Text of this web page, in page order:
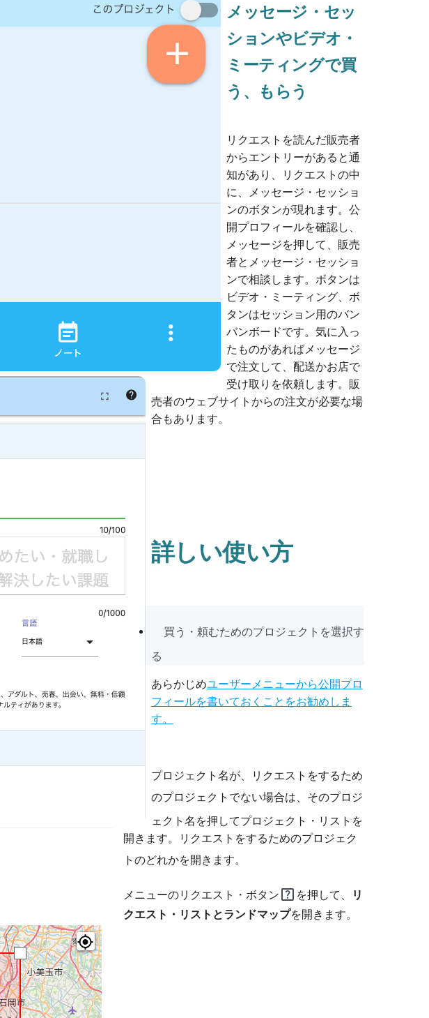
メッセージ・セッ
ションやビデオ・
ミーティングで買
う、もらう
リクエストを読んだ販売者
からエントリーがあると通
知があり、リクエストの中
に、メッセージ・セッショ
ンのボタンが現れます。公
開プロフィールを確認し、
メッセージを押して、販売
者とメッセージ・セッショ
ンで相談します。 ボタンは
ビデオ・ミーティング、 ボ
タンはセッション用のバン
バンボードです。気に入っ
たものがあればメッセージ
で注文して、配送かお店で
受け取りを依頼します。販
売者のウェブサイトからの注文が必要な場
合もあります。
詳しい使い方
買う・頼むためのプロジェクトを選択す
る
あらかじめユーザーメニューから公開プロ
フィールを書いておくことをお勧めしま
す。
プロジェクト名が、リクエストをするため
のプロジェクト でない場合は、そのプロジ
ェクト名を押してプロジェクト・リストを
開きます。リクエストをするためのプロジェク
ト のどれかを開きます。
メニューのリクエスト・ボタン help_center を押して、
リ
クエスト・リストとランドマップを開きます。